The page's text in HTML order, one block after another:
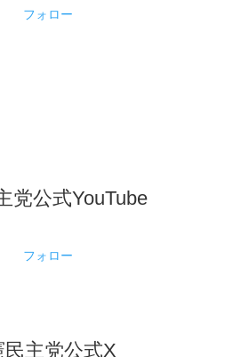
フォロー
党公式YouTube
フォロー
民主党公式X